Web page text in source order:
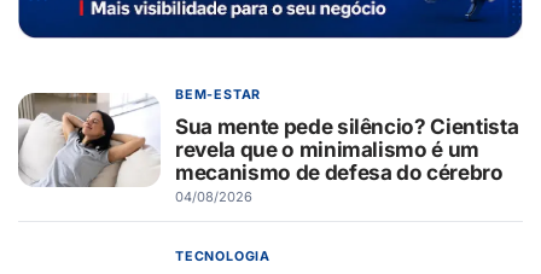
BEM-ESTAR
Sua mente pede silêncio? Cientista
revela que o minimalismo é um
mecanismo de defesa do cérebro
04/08/2026
TECNOLOGIA